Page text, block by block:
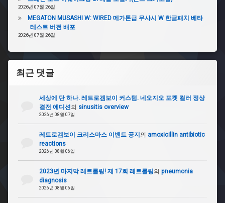
로
아
크
면
인
식
전
2026년 07월 26일
MEGATON MUSASHI W: WIRED 메가톤급 무사시 W 한글패치 베타
테스트 버전 배포
2026년 07월 26일
최근 댓글
세상에 단 하나. 레트로겜보이 커스텀. 네오지오 포켓 컬러 정상
결전 에디션의 sinusitis overview
2026년 08월 07일
레트로겜보이 크리스마스 이벤트 공지의 amoxicillin antibiotic
reactions
2026년 08월 06일
2023년 마지막 레트롤링! 제 17회 레트롤링의 pneumonia
diagnosis
2026년 08월 06일